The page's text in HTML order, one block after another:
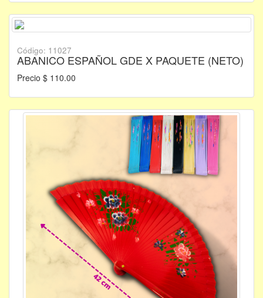
Código: 11027
ABANICO ESPAÑOL GDE X PAQUETE (NETO)
Precio $ 110.00